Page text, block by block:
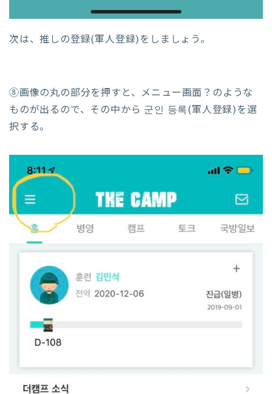
次は、推しの登録(軍人登録)をしましょう。
⑧画像の丸の部分を押すと、メニュー画面？のような
ものが出るので、その中から 군인 등록(軍人登録)を選
択する。